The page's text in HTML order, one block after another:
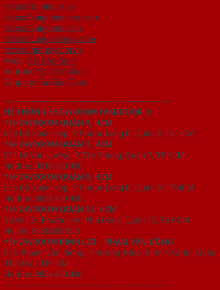
https://famidoor.vn
https://saigondoor.com.vn
https://saigondoor.vn
https://cuagosaigon.com/
https://giahuydoor.vn
Maps: Sài Gòn Door
Youtube: Sài Gòn Door
Fanpage: Sài Gòn Door
————————————————————
HỆ THỐNG SHOWROOM FAMIDOOR ®
*SHOWROOM QUẬN 9, HCM
669 Đỗ Xuân Hợp, P. Phước Long B, Quận 9, Tp HCM
*SHOWROOM QUẬN 7, HCM
511 Lê Văn Lương, P. Tân Phong, Quận 7, TP.HCM
Hotline: 0818.400.400
*SHOWROOM QUẬN 9, HCM
535 Đỗ Xuân Hợp, P. Phước Long B, Quận 9, TP.HCM
Hotline: 0828.400.400
*SHOWROOM QUẬN 12, HCM
Vườn Lài, Phường An Phú Đông, Quận 12, Tp HCM
Holine: 0886.500.500
*SHOWROOM BÌNH LỢI – PHẠM VĂN ĐỒNG
615 Phạm Văn Đồng, Phường Hiệp Bình Chánh, Quận
Thủ Đức, TP.HCM
Hotline: 0824.400.400
————————————————————